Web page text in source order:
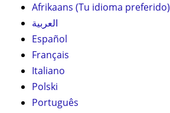
Afrikaans (Tu idioma preferido)
العربية
Español
Français
Italiano
Polski
Português